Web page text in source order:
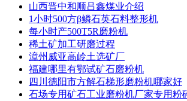
山西晋中和顺吕鑫煤业介绍
1小时500方β鳞石英石料整形机
每小时产500T5R磨粉机
稀土矿加工研磨过程
漳州威亚高岭土选矿厂
福建哪里有鄂试矿石磨粉机
四川德阳市方解石梯形磨粉机哪家好
石场专用矿石工业磨粉机厂家专用粉